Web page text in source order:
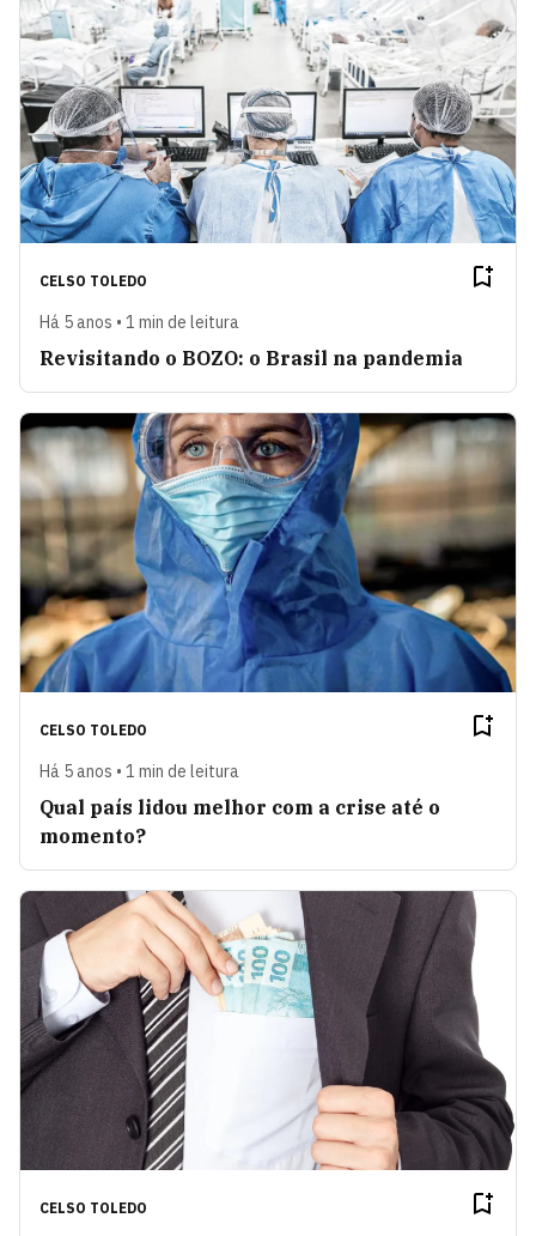
CELSO TOLEDO
Há 5 anos • 1 min de leitura
Revisitando o BOZO: o Brasil na pandemia
CELSO TOLEDO
Há 5 anos • 1 min de leitura
Qual país lidou melhor com a crise até o
momento?
CELSO TOLEDO